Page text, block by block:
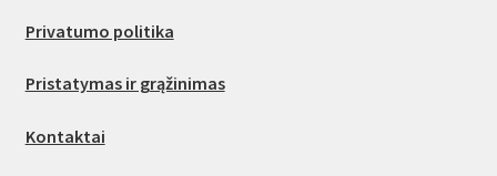
Privatumo politika
Pristatymas ir grąžinimas
Kontaktai